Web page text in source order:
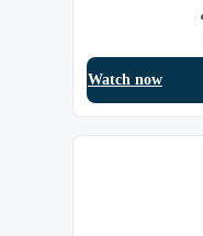
Watch now